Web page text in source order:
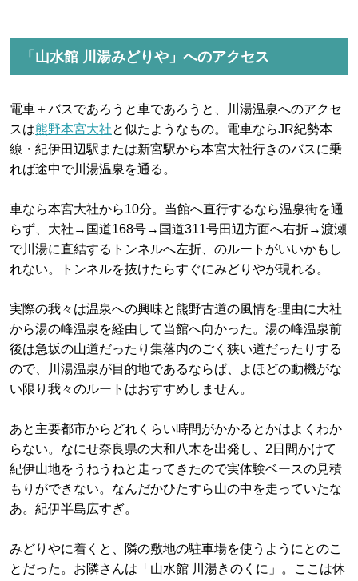
「山水館 川湯みどりや」へのアクセス
電車＋バスであろうと車であろうと、川湯温泉へのアクセ
スは熊野本宮大社と似たようなもの。電車ならJR紀勢本
線・紀伊田辺駅または新宮駅から本宮大社行きのバスに乗
れば途中で川湯温泉を通る。
車なら本宮大社から10分。当館へ直行するなら温泉街を通
らず、大社→国道168号→国道311号田辺方面へ右折→渡瀬
で川湯に直結するトンネルへ左折、のルートがいいかもし
れない。トンネルを抜けたらすぐにみどりやが現れる。
実際の我々は温泉への興味と熊野古道の風情を理由に大社
から湯の峰温泉を経由して当館へ向かった。湯の峰温泉前
後は急坂の山道だったり集落内のごく狭い道だったりする
ので、川湯温泉が目的地であるならば、よほどの動機がな
い限り我々のルートはおすすめしません。
あと主要都市からどれくらい時間がかかるとかはよくわか
らない。なにせ奈良県の大和八木を出発し、2日間かけて
紀伊山地をうねうねと走ってきたので実体験ベースの見積
もりができない。なんだかひたすら山の中を走っていたな
あ。紀伊半島広すぎ。
みどりやに着くと、隣の敷地の駐車場を使うようにとのこ
とだった。お隣さんは「山水館 川湯きのくに」。ここは休